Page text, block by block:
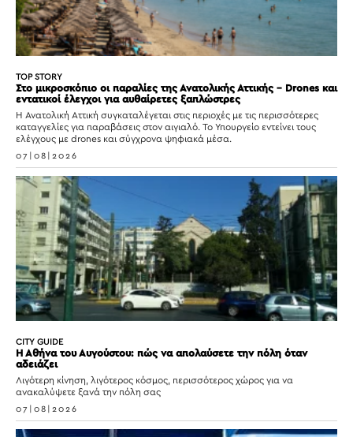
TOP STORY
Στο μικροσκόπιο οι παραλίες της Ανατολικής Αττικής – Drones και
εντατικοί έλεγχοι για αυθαίρετες ξαπλώστρες
Η Ανατολική Αττική συγκαταλέγεται στις περιοχές με τις περισσότερες
καταγγελίες για παραβάσεις στον αιγιαλό. Το Υπουργείο εντείνει τους
ελέγχους με drones και σύγχρονα ψηφιακά μέσα.
07|08|2026
CITY GUIDE
Η Αθήνα του Αυγούστου: πώς να απολαύσετε την πόλη όταν
αδειάζει
Λιγότερη κίνηση, λιγότερος κόσμος, περισσότερος χώρος για να
ανακαλύψετε ξανά την πόλη σας
07|08|2026